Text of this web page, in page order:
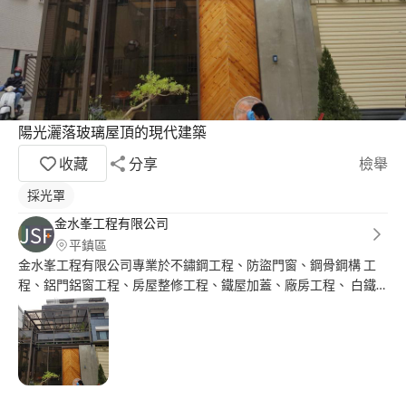
陽光灑落玻璃屋頂的現代建築
收藏
分享 檢舉
採光罩
金水峯工程有限公司
平鎮區
金水峯工程有限公司專業於不鏽鋼工程、防盜門窗、鋼骨鋼構 工
程、鋁門鋁窗工程、房屋整修工程、鐵屋加蓋、廠房工程、 白鐵
採光罩工程、設計規劃施工。